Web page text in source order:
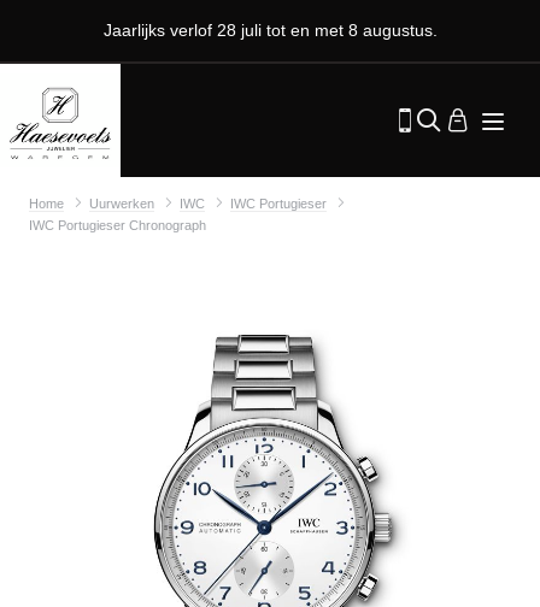
Jaarlijks verlof 28 juli tot en met 8 augustus.
Home Uurwerken IWC
IWC Portugieser
IWC Portugieser Chronograph